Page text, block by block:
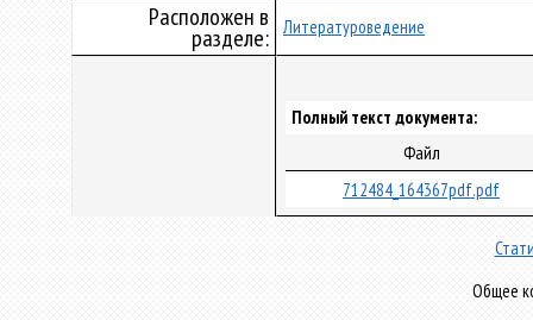
Расположен в
разделе: Литературоведение
Полный текст документа:
Файл
712484_164367pdf.pdf
Общее